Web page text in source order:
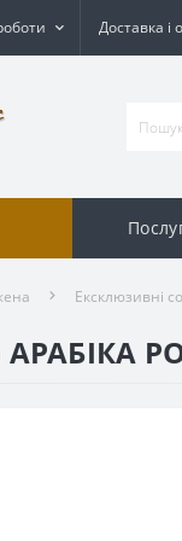
Доставка і
Ексклюзивні